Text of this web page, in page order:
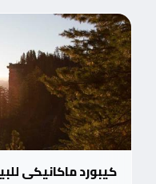
كيبورد ماكانيكي